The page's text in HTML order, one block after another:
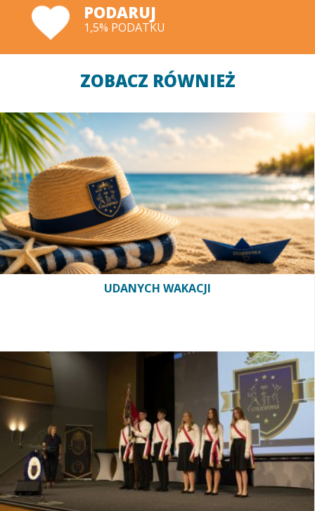
PODARUJ
1,5% PODATKU
ZOBACZ RÓWNIEŻ
UDANYCH WAKACJI